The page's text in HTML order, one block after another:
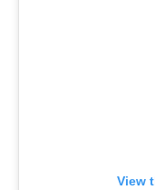
View